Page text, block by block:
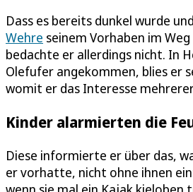
Dass es bereits dunkel wurde
Wehre seinem Vorhaben im
bedachte er allerdings nicht. In
Olefufer angekommen, blies er
womit er das Interesse
Kinder alarmierten die
Diese informierte er über das,
er vorhatte, nicht ohne ihnen